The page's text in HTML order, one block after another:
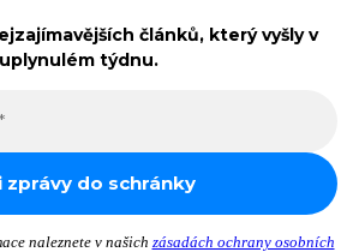
článků, který vyšly v
uplynulém týdnu.
naleznete v našich zásadách ochrany osobních